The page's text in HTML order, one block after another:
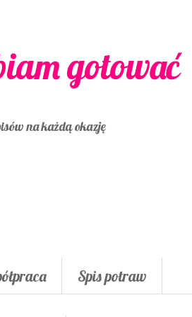
gotować
na każdą okazję
Spis potraw